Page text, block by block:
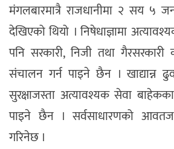
मंगलबारमात्रै राजधानीमा २ सय ५
देखिएको थियो । निषेधाज्ञामा
पनि सरकारी, निजी तथा गैरसरकारी
संचालन गर्न पाइने छैन । खाद्यान्न
सुरक्षाजस्ता अत्यावश्यक सेवा
पाइने छैन । सर्वसाधारणको
गरिनेछ ।